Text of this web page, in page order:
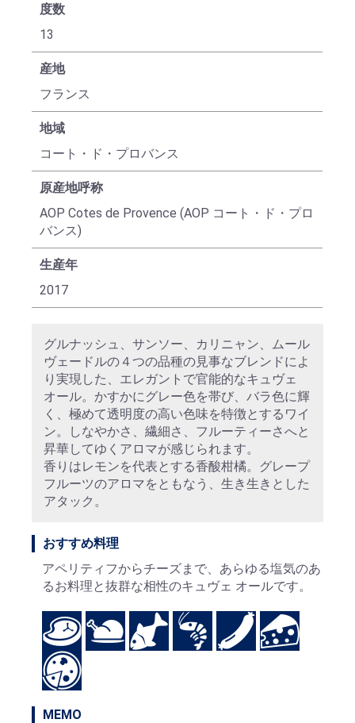
度数
13
産地
フランス
地域
コート・ド・プロバンス
原産地呼称
AOP Cotes de Provence (AOP コート・ド・プロ
バンス)
生産年
2017
グルナッシュ、サンソー、カリニャン、ムール
ヴェードルの４つの品種の見事なブレンドによ
り実現した、エレガントで官能的なキュヴェ
オール。かすかにグレー色を帯び、バラ色に輝
く、極めて透明度の高い色味を特徴とするワイ
ン。しなやかさ、繊細さ、フルーティーさへと
昇華してゆくアロマが感じられます。
香りはレモンを代表とする香酸柑橘。グレープ
フルーツのアロマをともなう、生き生きとした
アタック。
おすすめ料理
アペリティフからチーズまで、あらゆる塩気のあ
るお料理と抜群な相性のキュヴェ オールです。
MEMO